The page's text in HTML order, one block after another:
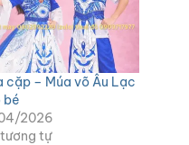
cặp – Múa võ Âu Lạc
bé
2026
tự